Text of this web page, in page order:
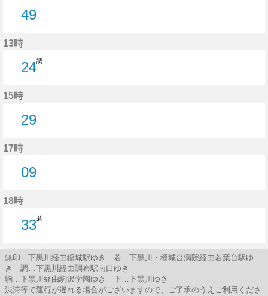
49
13時
24調
15時
29
17時
09
18時
33若
無印…下黒川経由稲城駅ゆき 若…下黒川・稲城台病院経由若葉台駅ゆ
き 調…下黒川経由調布駅南口ゆき
駒…下黒川経由駒沢学園ゆき 下…下黒川ゆき
渋滞等で運行が遅れる場合がございますので、ご了承のうえご利用くださ